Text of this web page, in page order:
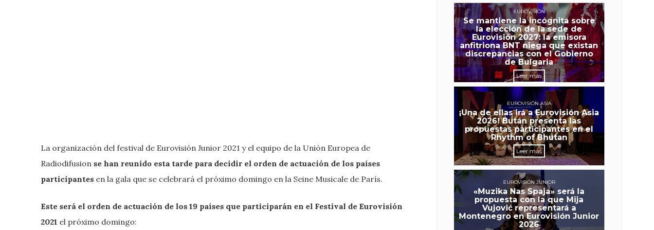
La organización del festival de Eurovisión Junior 2021 y el equipo de la Unión Europea de
Radiodifusion se han reunido esta tarde para decidir el orden de actuación de los países
participantes en la gala que se celebrará el próximo domingo en la Seine Musicale de París.
Este será el orden de actuación de los 19 países que participarán en el Festival de Eurovisión
2021 el próximo domingo:
EUROVISIÓN
Se mantiene la incógnita sobre
la elección de la sede de
Eurovisión 2027: la emisora
anfitriona BNT niega que existan
discrepancias con el Gobierno
de Bulgaria
Leer más
EUROVISIÓN ASIA
¡Una de ellas irá a Eurovisión Asia
2026! Bután presenta las
propuestas participantes en el
Rhythm of Bhutan
Leer más
EUROVISIÓN JUNIOR
«Muzika Nas Spaja» será la
propuesta con la que Mija
Vujović representará a
Montenegro en Eurovisión Junior
2026